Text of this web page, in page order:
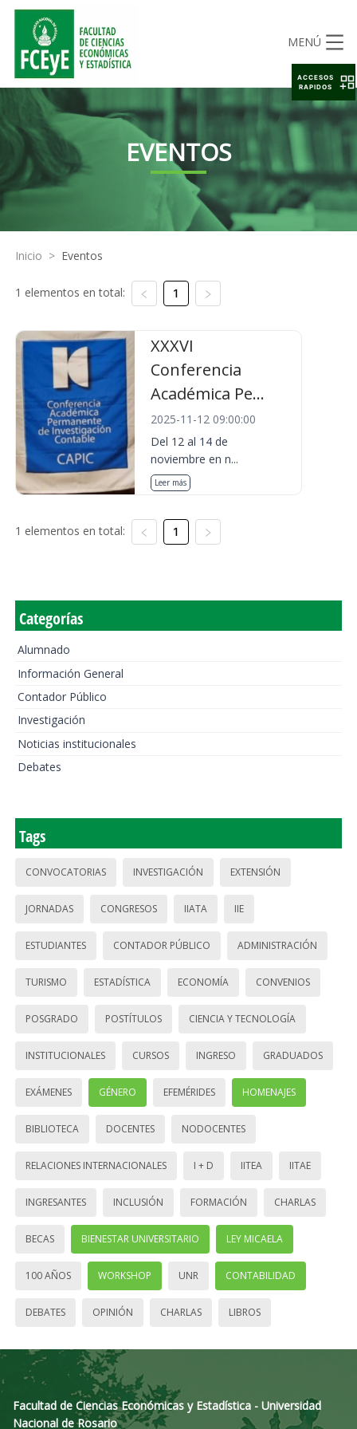
MENÚ
EVENTOS
Inicio > Eventos
1 elementos en total: 1
XXXVI
Conferencia
Académica Pe...
2025-11-12 09:00:00
Del 12 al 14 de
noviembre en n...
Leer más
1 elementos en total: 1
Categorías
Alumnado
Información General
Contador Público
Investigación
Noticias institucionales
Debates
Tags
CONVOCATORIAS INVESTIGACIÓN EXTENSIÓN
JORNADAS CONGRESOS IIATA IIE
ESTUDIANTES CONTADOR PÚBLICO ADMINISTRACIÓN
TURISMO ESTADÍSTICA ECONOMÍA CONVENIOS
POSGRADO POSTÍTULOS CIENCIA Y TECNOLOGÍA
INSTITUCIONALES CURSOS INGRESO GRADUADOS
EXÁMENES GÉNERO EFEMÉRIDES HOMENAJES
BIBLIOTECA DOCENTES NODOCENTES
RELACIONES INTERNACIONALES I + D IITEA IITAE
INGRESANTES INCLUSIÓN FORMACIÓN CHARLAS
BECAS BIENESTAR UNIVERSITARIO LEY MICAELA
100 AÑOS WORKSHOP UNR CONTABILIDAD
DEBATES OPINIÓN CHARLAS LIBROS
Facultad de Ciencias Económicas y Estadística - Universidad
Nacional de Rosario
ACCESOS
RAPIDOS